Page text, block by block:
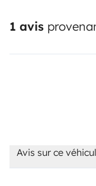
1 avis
Avis sur ce